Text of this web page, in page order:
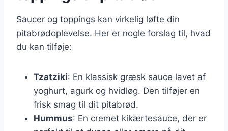
Saucer og toppings kan virkelig løfte din
pitabrødoplevelse. Her er nogle forslag til, hvad
du kan tilføje:
Tzatziki: En klassisk græsk sauce lavet af
yoghurt, agurk og hvidløg. Den tilføjer en
frisk smag til dit pitabrød.
Hummus: En cremet kikærtesauce, der er